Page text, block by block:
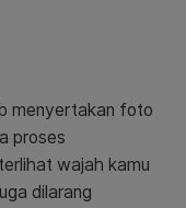
menyertakan foto
proses
wajah kamu
dilarang